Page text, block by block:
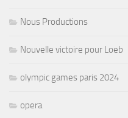
Nous Productions
Nouvelle victoire pour Loeb
olympic games paris 2024
opera